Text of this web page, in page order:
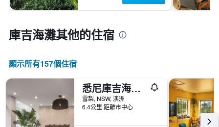
庫吉海灘​其他的住宿
顯示所有157​個住宿
悉尼庫吉海阿迪納公寓式酒店
雪梨, NSW, 澳洲
6.4公里 距離市中心